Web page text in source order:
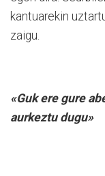
kantuarekin
zaigu.
«Guk ere gure
aurkeztu dugu»